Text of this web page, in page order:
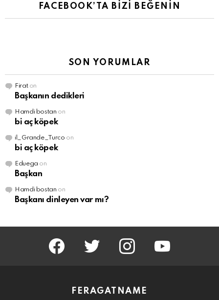
FACEBOOK’TA BİZİ BEĞENİN
SON YORUMLAR
Firaton
Başkanın dedikleri
Hamdi bostan on
bi aç köpek
il_Grande_Turco on
bi aç köpek
Eduega on
Başkan
Hamdi bostan on
Başkanı dinleyen var mı?
facebook twitter instagram youtube
FERAGATNAME